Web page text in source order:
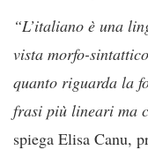
“L’italiano è una
vista morfo-
quanto riguarda la
frasi più lineari ma
spiega Elisa Canu,